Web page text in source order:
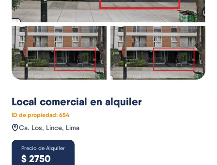
Local comercial en alquiler
ID de propiedad: 654
Ca. Los, Lince, Lima
Precio de Alquiler
$ 2750